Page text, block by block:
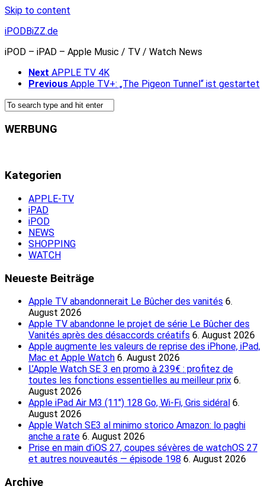
Skip to content
iPODBiZZ.de
iPOD – iPAD – Apple Music / TV / Watch News
Next APPLE TV 4K
Previous Apple TV+: „The Pigeon Tunnel“ ist gestartet
WERBUNG
Kategorien
APPLE-TV
iPAD
iPOD
NEWS
SHOPPING
WATCH
Neueste Beiträge
Apple TV abandonnerait Le Bûcher des vanités 6.
August 2026
Apple TV abandonne le projet de série Le Bûcher des
Vanités après des désaccords créatifs 6. August 2026
Apple augmente les valeurs de reprise des iPhone, iPad,
Mac et Apple Watch 6. August 2026
L’Apple Watch SE 3 en promo à 239€ : profitez de
toutes les fonctions essentielles au meilleur prix 6.
August 2026
Apple iPad Air M3 (11″) 128 Go, Wi-Fi, Gris sidéral 6.
August 2026
Apple Watch SE3 al minimo storico Amazon: lo paghi
anche a rate 6. August 2026
Prise en main d’iOS 27, coupes sévères de watchOS 27
et autres nouveautés — épisode 198 6. August 2026
Archive